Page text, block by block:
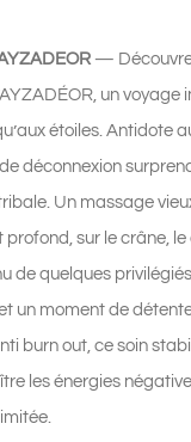
—
un voyage
étoiles. Antidote
déconnexion
Un massage
sur le crâne, le
de quelques
un moment de
burn out, ce soin
les énergies